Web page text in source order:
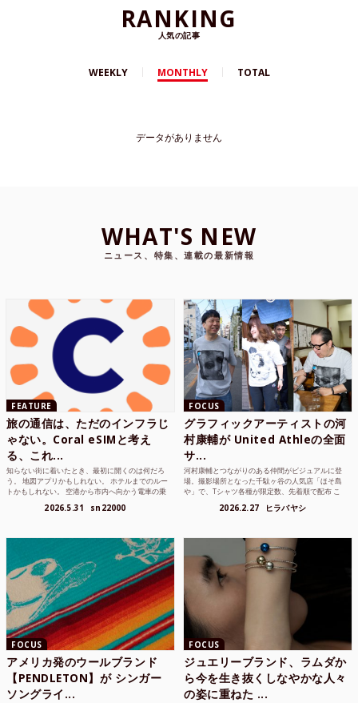
RANKING
人気の記事
WEEKLY MONTHLY TOTAL
データがありません
WHAT'S NEW
ニュース、特集、連載の最新情報
FEATURE
旅の通信は、ただのインフラじ
ゃない。Coral eSIMと考え
る、これ...
知らない街に着いたとき、最初に開くのは何だろ
う。 地図アプリかもしれない。 ホテルまでのルー
トかもしれない。 空港から市内へ向かう電車の乗
2026.5.31 sn22000
FOCUS
グラフィックアーティストの河
村康輔が United Athleの全面
サ...
河村康輔とつながりのある仲間がビジュアルに登
場。撮影場所となった千駄ヶ谷の人気店「ほそ島
や」で、Tシャツ各種が限定数、先着順で配布 こ
2026.2.27 ヒラバヤシ
FOCUS
アメリカ発のウールブランド
【PENDLETON】が シンガー
ソングライ...
FOCUS
ジュエリーブランド、ラムダか
ら今を生き抜くしなやかな人々
の姿に重ねた ...